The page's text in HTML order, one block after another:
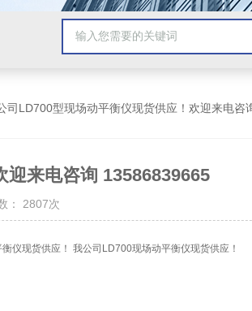
司LD700型现场动平衡仪现货供应！欢迎来电咨询
来电咨询 13586839665
： 2807次
公司LD700现场动平衡仪现货供应！